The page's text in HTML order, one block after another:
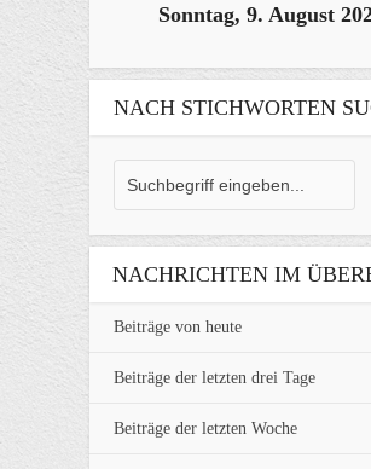
Sonntag, 9. August
NACH STICHWORTEN
NACHRICHTEN IM
Beiträge von heute
Beiträge der letzten drei Tage
Beiträge der letzten Woche